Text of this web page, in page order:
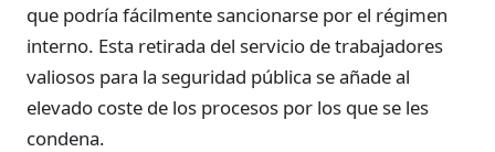
que podría fácilmente sancionarse por el régimen
interno. Esta retirada del servicio de trabajadores
valiosos para la seguridad pública se añade al
elevado coste de los procesos por los que se les
condena.